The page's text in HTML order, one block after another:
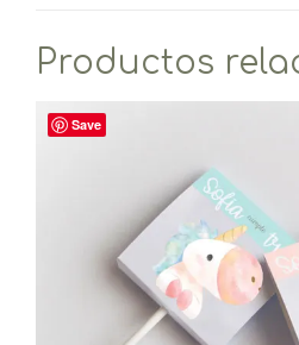
Productos
Save